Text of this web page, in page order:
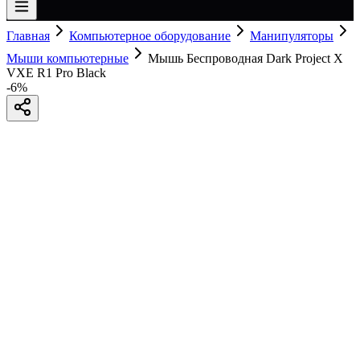
Главная Компьютерное оборудование
Манипуляторы
Мыши компьютерные
Мышь Беспроводная Dark Project X
VXE R1 Pro Black
-6%